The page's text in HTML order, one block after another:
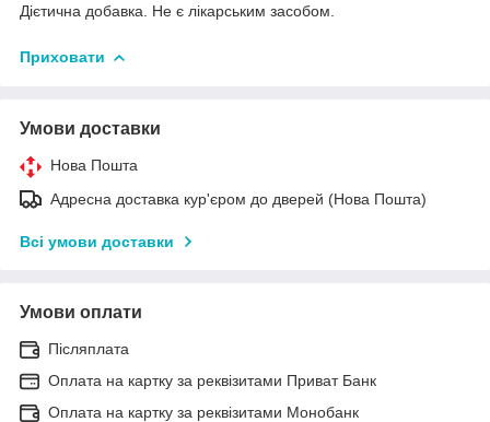
Дієтична добавка. Не є лікарським засобом.
Приховати
Умови доставки
Нова Пошта
Адресна доставка кур'єром до дверей (Нова Пошта)
Всі умови доставки
Умови оплати
Післяплата
Оплата на картку за реквізитами Приват Банк
Оплата на картку за реквізитами Монобанк